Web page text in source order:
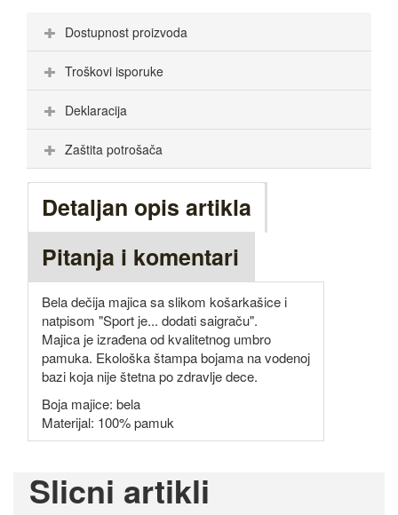
Dostupnost proizvoda
Troškovi isporuke
Deklaracija
Zaštita potrošača
Detaljan opis artikla
Pitanja i komentari
Bela dečija majica sa slikom košarkašice i
natpisom "Sport je... dodati saigraču".
Majica je izrađena od kvalitetnog umbro
pamuka. Ekološka štampa bojama na vodenoj
bazi koja nije štetna po zdravlje dece.
Boja majice: bela
Materijal: 100% pamuk
Slicni artikli